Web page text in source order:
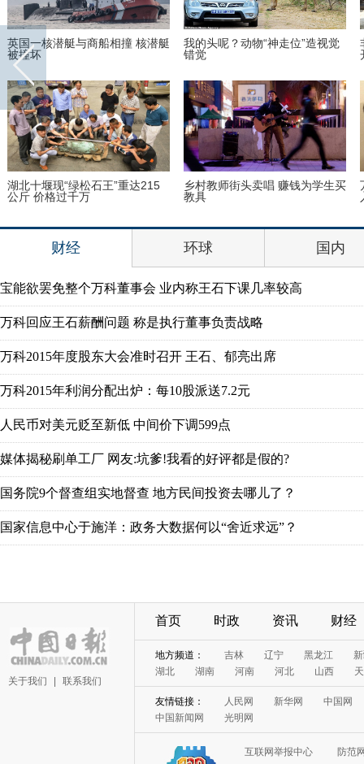
英国一核潜艇与商船相撞 核潜艇
被撞坏
我的头呢？动物“神走位”造视觉
错觉
湖北十堰现“绿松石王”重达215
公斤 价格过千万
乡村教师街头卖唱 赚钱为学生买
教具
财经 环球 国内
宝能欲罢免整个万科董事会 业内称王石下课几率较高
万科回应王石薪酬问题 称是执行董事负责战略
万科2015年度股东大会准时召开 王石、郁亮出席
万科2015年利润分配出炉：每10股派送7.2元
人民币对美元贬至新低 中间价下调599点
媒体揭秘刷单工厂 网友:坑爹!我看的好评都是假的?
国务院9个督查组实地督查 地方民间投资去哪儿了？
国家信息中心于施洋：政务大数据何以“舍近求远”？
关于我们 联系我们
首页 时政 资讯 财经
地方频道： 吉林 辽宁 黑龙江
湖北
湖南 河南 河北 山西
友情链接： 人民网 新华网
中国网
中国新闻网
光明网
互联网举报中心 防范